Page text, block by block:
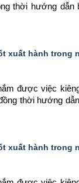
thời hướng dẫn
xuất hành trong
được việc
thời hướng
xuất hành trong